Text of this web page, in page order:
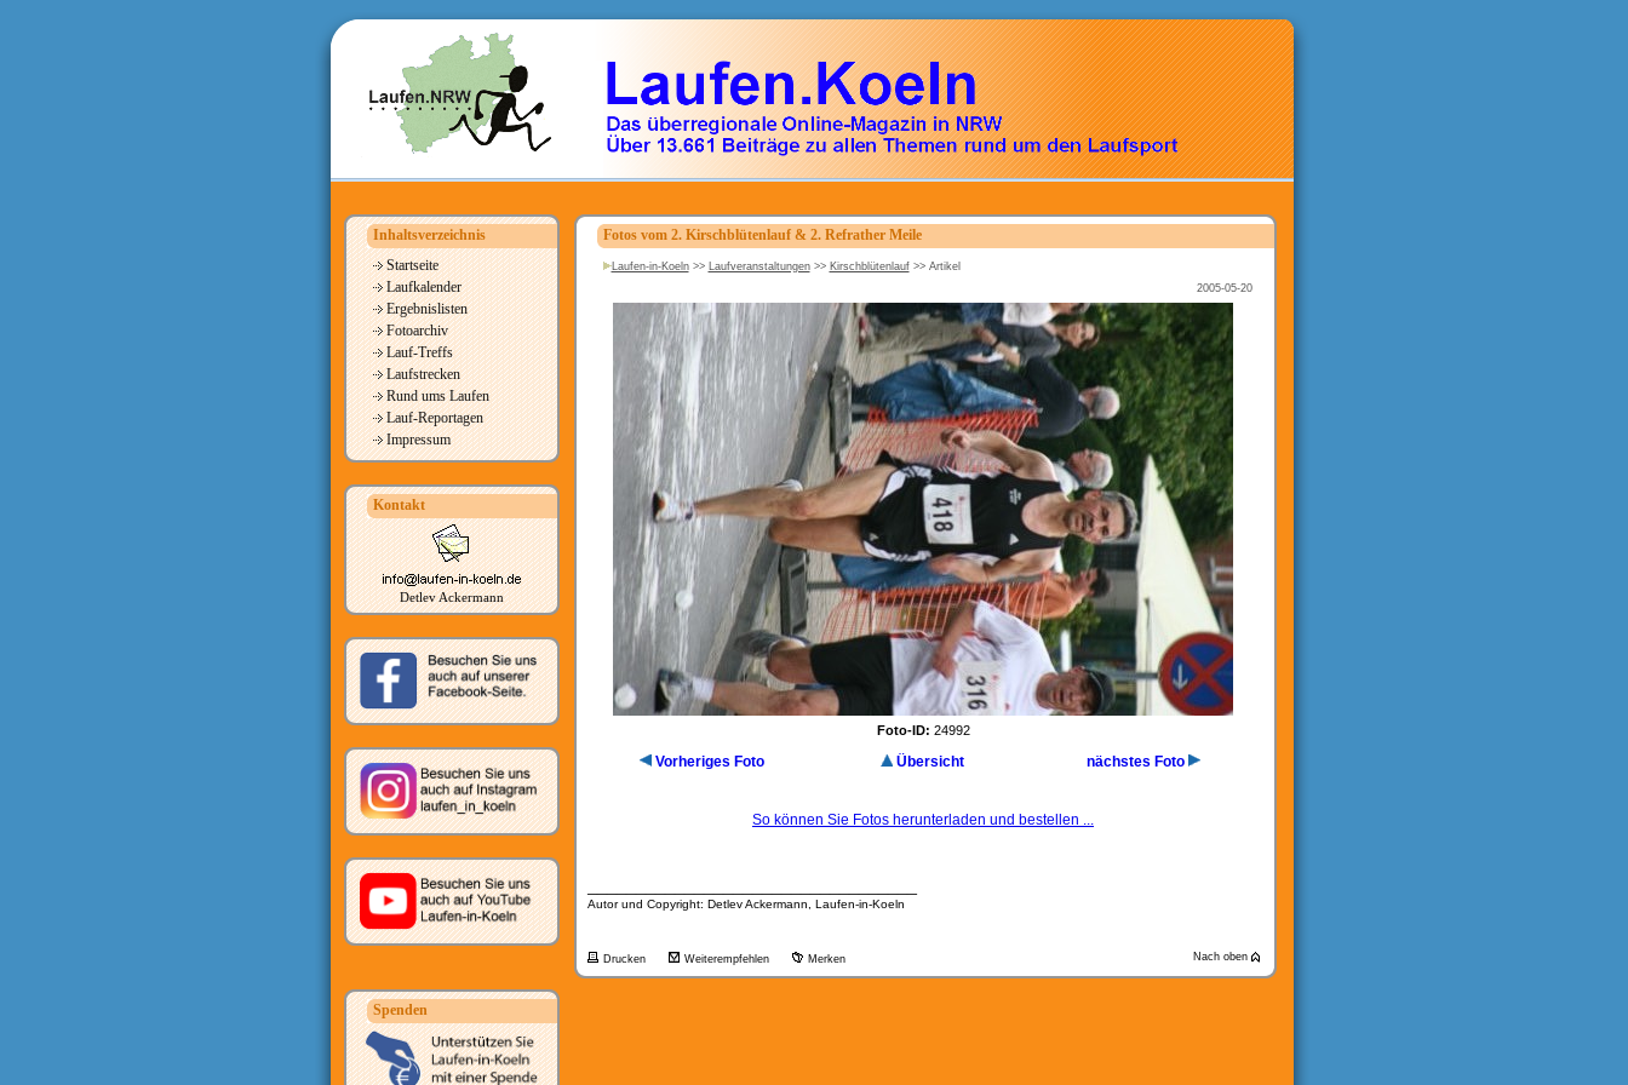
Inhaltsverzeichnis
Startseite
Laufkalender
Ergebnislisten
Fotoarchiv
Lauf-Treffs
Laufstrecken
Rund ums Laufen
Lauf-Reportagen
Impressum
Kontakt
Detlev Ackermann
Spenden
Fotos vom 2. Kirschblütenlauf & 2. Refrather Meile
Laufen-in-Koeln>> Laufveranstaltungen>> Kirschblütenlauf>> Artikel
2005-05-20
Foto-ID: 24992
Vorheriges Foto Übersicht nächstes Foto
So können Sie Fotos herunterladen und bestellen ...
Autor und Copyright: Detlev Ackermann, Laufen-in-Koeln
Drucken Weiterempfehlen Merken Nach oben